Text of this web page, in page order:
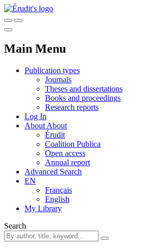
Main Menu
Publication types
Journals
Theses and dissertations
Books and proceedings
Research reports
Log In
About About
Érudit
Coalition Publica
Open access
Annual report
Advanced Search
EN
Français
English
My Library
Search